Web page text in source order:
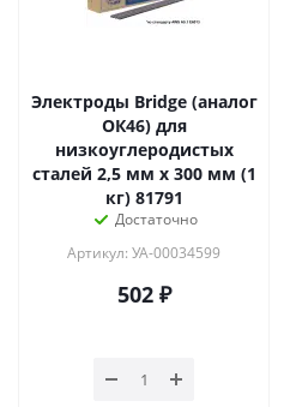
Электроды Bridge (аналог
ОК46) для
низкоуглеродистых
сталей 2,5 мм х 300 мм (1
кг) 81791
Достаточно
Артикул: УА-00034599
502₽